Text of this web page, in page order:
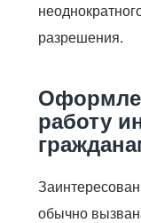
разрешения.
работу
обычно